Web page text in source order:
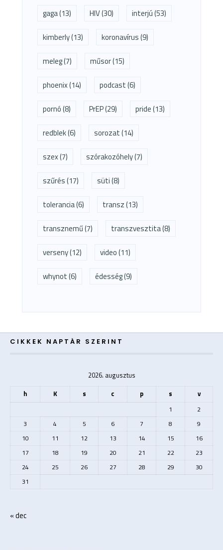
gaga(13) HIV(30) interjú(53)
kimberly(13) koronavírus(9)
meleg(7) műsor(15)
phoenix(14) podcast(6)
pornó(8) PrEP(29) pride(13)
redblek(6) sorozat(14)
szex(7) szórakozóhely(7)
szűrés(17) süti(8)
tolerancia(6) transz(13)
transznemű(7) transzvesztita(8)
verseny(12) video(11)
whynot(6) édesség(9)
CIKKEK NAPTÁR SZERINT
2026. augusztus
h
K s c p s v
1
2
3
4 5 6 7 8
9
10
11 12 13 14 15
16
17
18 19 20 21 22
23
24
25 26 27 28 29
30
31
« dec